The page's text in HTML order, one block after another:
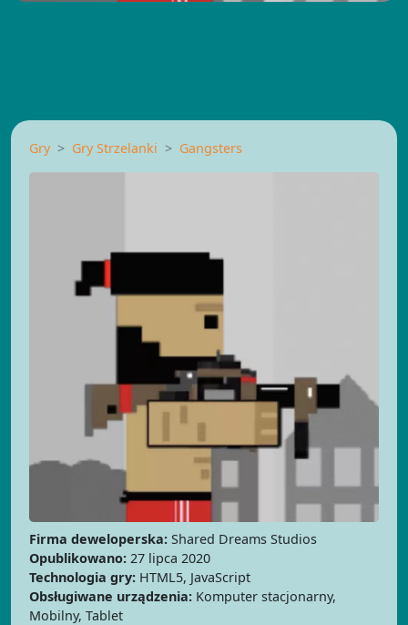
Gry Gry Strzelanki Gangsters
Firma deweloperska: Shared Dreams Studios
Opublikowano: 27 lipca 2020
Technologia gry: HTML5, JavaScript
Obsługiwane urządzenia: Komputer stacjonarny,
Mobilny, Tablet